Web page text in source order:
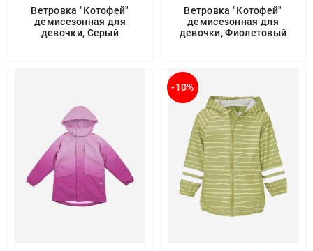
Ветровка "Котофей"
демисезонная для
девочки, Серый
Ветровка "Котофей"
демисезонная для
девочки, Фиолетовый
-10%